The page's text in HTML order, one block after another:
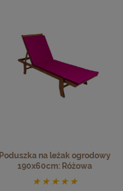
Poduszka na leżak ogrodowy
190x60cm: Różowa